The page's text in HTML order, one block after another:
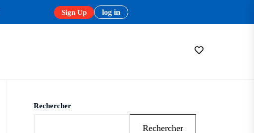
Sign Up log in
Rechercher
Rechercher